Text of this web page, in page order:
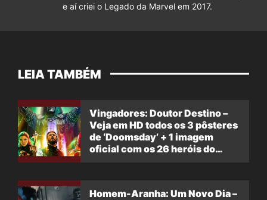
e aí criei o Legado da Marvel em 2017.
LEIA TAMBÉM
Vingadores: Doutor Destino –
Veja em HD todos os 3 pôsteres
de ‘Doomsday’ + 1 imagem
oficial com os 26 heróis do
Homem-Aranha: Um Novo Dia –